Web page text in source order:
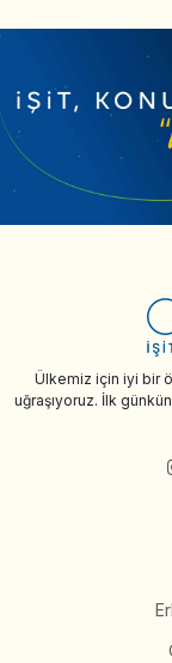
Ülkemiz için iyi bir
uğraşıyoruz. İlk